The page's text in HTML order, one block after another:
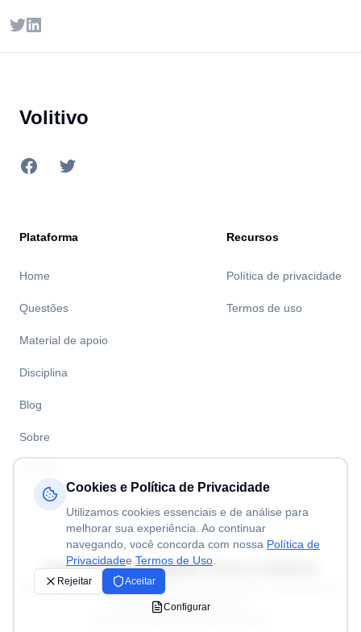
TwitterLinkedIn
Volitivo
Facebook
Twitter
Plataforma
Home
Questões
Material de apoio
Disciplina
Blog
Sobre
Recursos
Política de privacidade
Termos de uso
Aprenda mais rápido com a
Resolva questões de concursos públicos, enem, vestibulares e
muito mais gratuitamente.
Cookies e Política de Privacidade
Utilizamos cookies essenciais e de análise para
melhorar sua experiência. Ao continuar
navegando, você concorda com nossa Política de
Privacidadee Termos de Uso
Rejeitar Aceitar
Configurar